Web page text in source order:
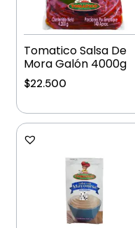
Tomatico Salsa De
Mora Galón 4000g
$22.500